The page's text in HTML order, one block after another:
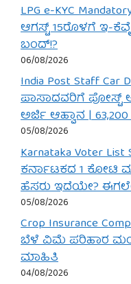
LPG e-KYC
ಆಗಸ್ಟ್ 15ರೊಳಗೆ ಇ-
ಬಂದ್!?
06/08/2026
India Post Staff Car
ಪಾಸಾದವರಿಗೆ ಪೋಸ್ಟ್
ಅರ್ಜಿ ಆಹ್ವಾನ |
05/08/2026
Karnataka Voter
ಕರ್ನಾಟಕದ 1 ಕೋಟಿ
ಹೆಸರು ಇದೆಯೇ?
05/08/2026
Crop Insurance
ಬೆಳೆ ವಿಮೆ ಪರಿಹಾರ
ಮಾಹಿತಿ
04/08/2026